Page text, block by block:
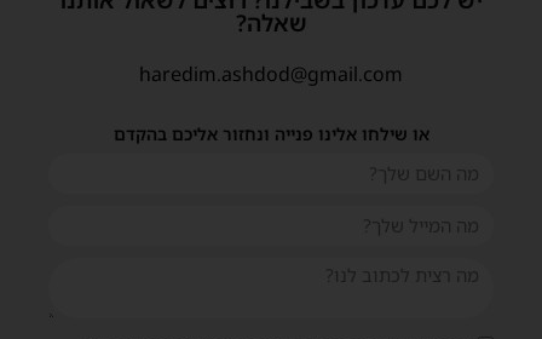
שאלה?
haredim.ashdod@gmail.com
או שילחו אלינו פנייה ונחזור אליכם בהקדם